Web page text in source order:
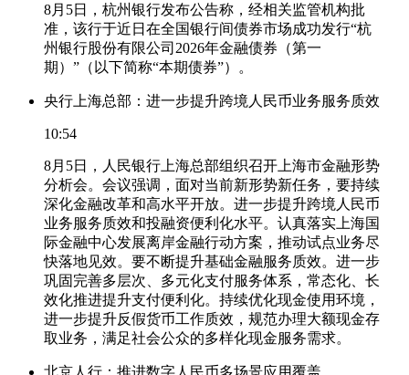
8月5日，杭州银行发布公告称，经相关监管机构批
准，该行于近日在全国银行间债券市场成功发行“杭
州银行股份有限公司2026年金融债券（第一
期）”（以下简称“本期债券”）。
央行上海总部：进一步提升跨境人民币业务服务质效
10:54
8月5日，人民银行上海总部组织召开上海市金融形势
分析会。会议强调，面对当前新形势新任务，要持续
深化金融改革和高水平开放。进一步提升跨境人民币
业务服务质效和投融资便利化水平。认真落实上海国
际金融中心发展离岸金融行动方案，推动试点业务尽
快落地见效。要不断提升基础金融服务质效。进一步
巩固完善多层次、多元化支付服务体系，常态化、长
效化推进提升支付便利化。持续优化现金使用环境，
进一步提升反假货币工作质效，规范办理大额现金存
取业务，满足社会公众的多样化现金服务需求。
北京人行：推进数字人民币多场景应用覆盖